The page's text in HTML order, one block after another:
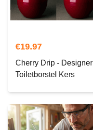
€19.97
Cherry Drip - Designer
Toiletborstel Kers